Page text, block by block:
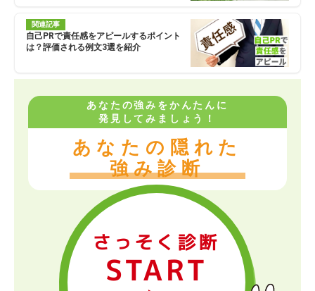
関連記事
自己PRで責任感をアピールするポイント
は？評価される例文3選を紹介
あなたの強みをかんたんに
発見してみましょう！
あなたの隠れた
強み診断
さっそく診断
START